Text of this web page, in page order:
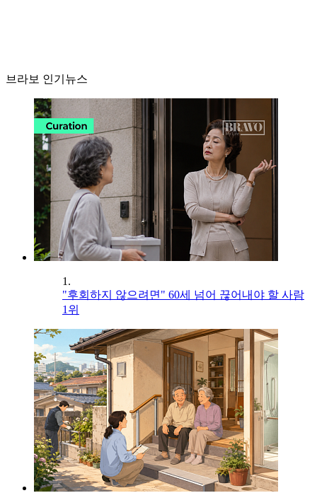
브라보 인기뉴스
1.
"후회하지 않으려면" 60세 넘어 끊어내야 할 사람
1위